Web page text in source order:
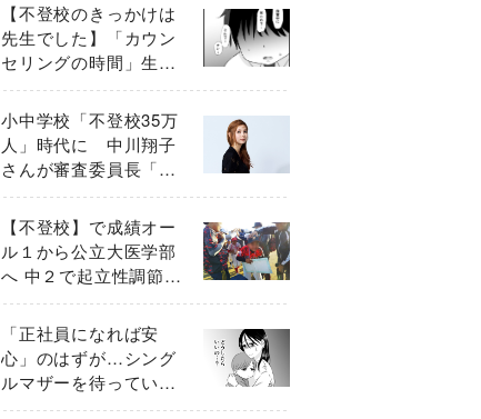
【不登校のきっかけは
先生でした】「カウン
セリングの時間」生徒
の情報をバラしたの
は…《第２話》
小中学校「不登校35万
人」時代に 中川翔子
さんが審査委員長「不
登校生動画甲子園
2026」が開催
【不登校】で成績オー
ル１から公立大医学部
へ 中２で起立性調節障
害「治るまで３年」の
診断 そのとき母は
「正社員になれば安
心」のはずが…シング
ルマザーを待ってい
た“魔の２年間”【前編】